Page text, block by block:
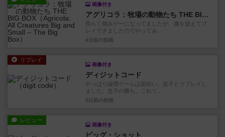
画像付き
アグリコラ：牧場の動物たち THE BIG BOX
長らく積みゲーになってましたが、腰を据えてプ
レイできましたのでやってみ...
4日前 の投稿
リプレイ
画像付き
ディジットコード
やっぱり論理ゲームは面白い。息子とリプレイし
ました。息子の勝ち。これリ...
5日前 の投稿
レビュー
画像付き
ビッグ・ショット